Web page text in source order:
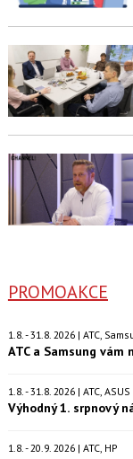
PROMOAKCE
1.8. - 31.8. 2026 | ATC,
ATC a Samsung vám
1.8. - 31.8. 2026 | ATC, ASUS
Výhodný 1. srpnový
1.8. - 20.9. 2026 | ATC, HP